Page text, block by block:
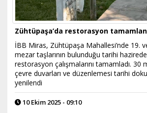
Zühtüpaşa’da restorasyon
İBB Miras, Zühtüpaşa Mahallesi’nde 19.
mezar taşlarının bulunduğu tarihi
restorasyon çalışmalarını tamamladı. 30
çevre duvarları ve düzenlemesi tarihi
yenilendi
10 Ekim 2025 - 09:10